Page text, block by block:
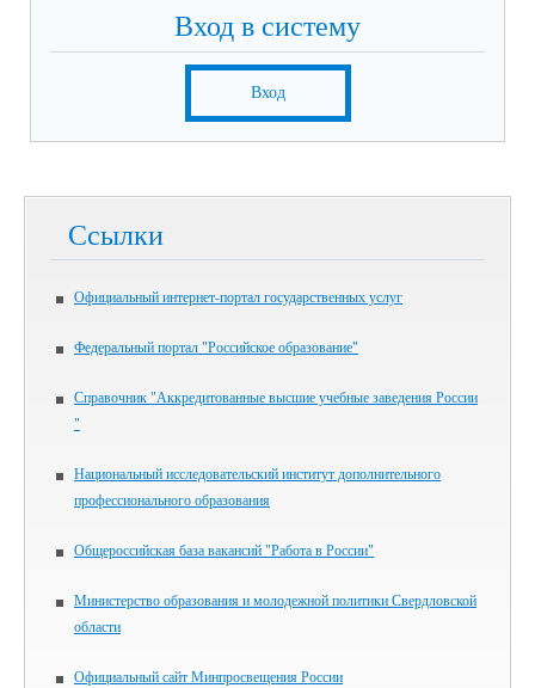
Вход в систему
Вход
Ссылки
Официальный интернет-портал государственных услуг
Федеральный портал "Российское образование"
Справочник "Аккредитованные высшие учебные заведения России
"
Национальный исследовательский институт дополнительного
профессионального образования
Общероссийская база вакансий "Работа в России"
Министерство образования и молодежной политики Свердловской
области
Официальный сайт Минпросвещения России